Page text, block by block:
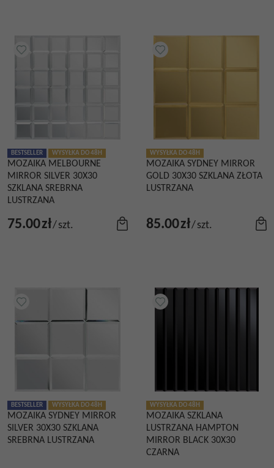
BESTSELLER WYSYŁKA DO 48H
MOZAIKA MELBOURNE
MIRROR SILVER 30X30
SZKLANA SREBRNA
LUSTRZANA
75.00zł/szt.
WYSYŁKA DO 48H
MOZAIKA SYDNEY MIRROR
GOLD 30X30 SZKLANA ZŁOTA
LUSTRZANA
85.00zł/szt.
BESTSELLER WYSYŁKA DO 48H
MOZAIKA SYDNEY MIRROR
SILVER 30X30 SZKLANA
SREBRNA LUSTRZANA
WYSYŁKA DO 48H
MOZAIKA SZKLANA
LUSTRZANA HAMPTON
MIRROR BLACK 30X30
CZARNA